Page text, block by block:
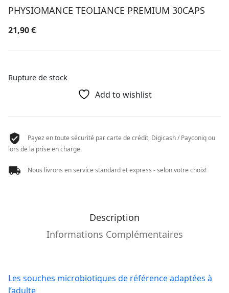
PHYSIOMANCE TEOLIANCE PREMIUM 30CAPS
21,90€
Rupture de stock
Add to wishlist
Payez en toute sécurité par carte de crédit, Digicash / Payconiq ou
lors de la prise en charge.
Nous livrons en service standard et express - selon votre choix!
Description
Informations Complémentaires
Les souches microbiotiques de référence adaptées à
l’adulte